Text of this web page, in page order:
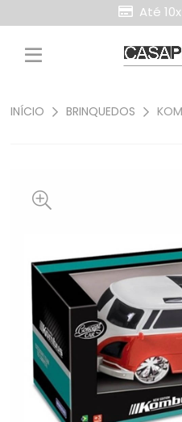
Entre com
Até
INÍCIO BRINQUEDOS